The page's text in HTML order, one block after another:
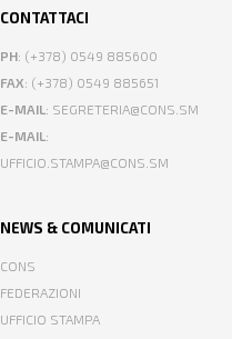
CONTATTACI
PH: (+378) 0549 885600
FAX: (+378) 0549 885651
E-MAIL: SEGRETERIA@CONS.SM
E-MAIL:
UFFICIO.STAMPA@CONS.SM
NEWS & COMUNICATI
CONS
FEDERAZIONI
UFFICIO STAMPA